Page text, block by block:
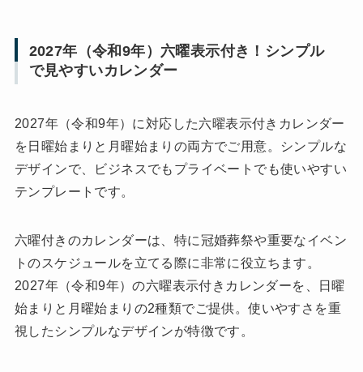
2027年（令和9年）六曜表示付き！シンプル
で見やすいカレンダー
2027年（令和9年）に対応した六曜表示付きカレンダー
を日曜始まりと月曜始まりの両方でご用意。シンプルな
デザインで、ビジネスでもプライベートでも使いやすい
テンプレートです。
六曜付きのカレンダーは、特に冠婚葬祭や重要なイベン
トのスケジュールを立てる際に非常に役立ちます。
2027年（令和9年）の六曜表示付きカレンダーを、日曜
始まりと月曜始まりの2種類でご提供。使いやすさを重
視したシンプルなデザインが特徴です。